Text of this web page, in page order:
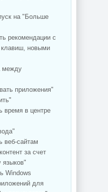
на "Больше
рекомендации с
клавиш, новыми
между
приложения"
время в центре
веб-сайтам
за счет
языков"
Windows
для